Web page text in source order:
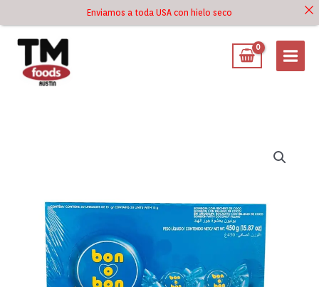
Enviamos a toda USA con hielo seco
al
contenido